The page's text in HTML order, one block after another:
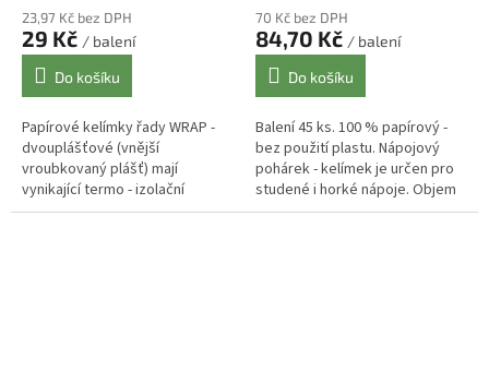
23,97 Kč bez DPH
29 Kč / balení
Do košíku
Papírové kelímky řady WRAP -
dvouplášťové (vnější
vroubkovaný plášť) mají
vynikající termo - izolační
vlastnosti díky dvojité stěně
70 Kč bez DPH
84,70 Kč / balení
Do košíku
Balení 45 ks. 100 % papírový -
bez použití plastu. Nápojový
pohárek - kelímek je určen pro
studené i horké nápoje. Objem
kelímku 400 ml (po okraj), užitný